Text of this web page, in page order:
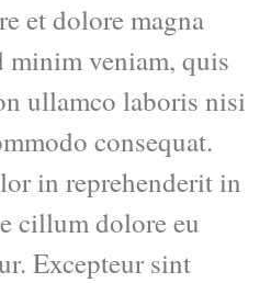
et dolore magna
minim veniam, quis
ullamco laboris nisi
consequat.
in reprehenderit in
cillum dolore eu
Excepteur sint